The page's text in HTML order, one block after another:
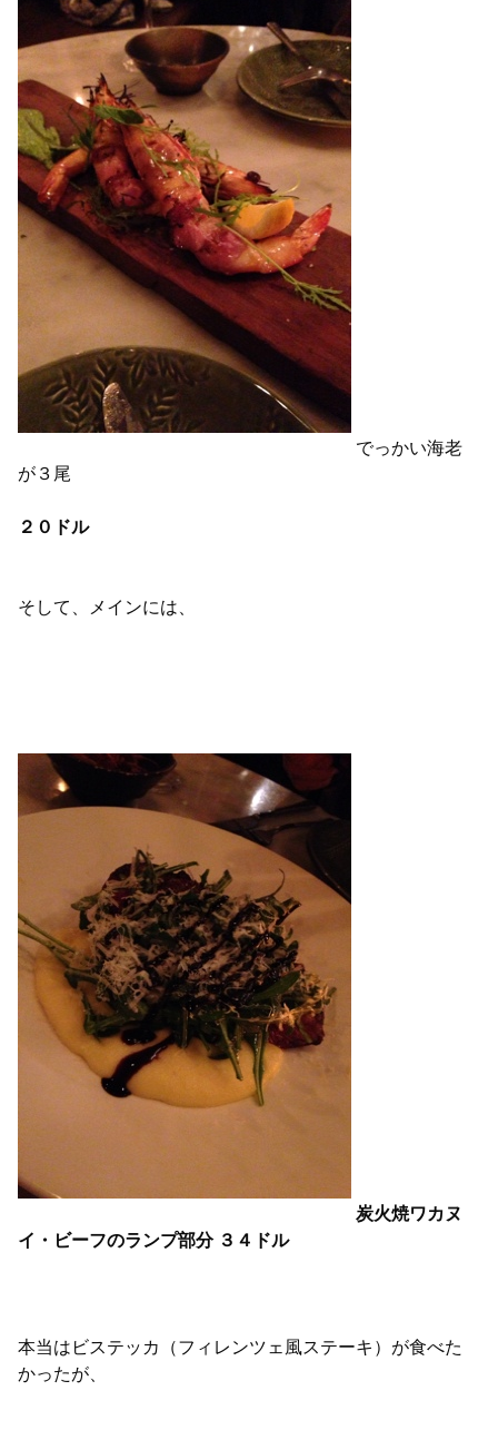
でっかい海老
が３尾
２０ドル
そして、メインには、
炭火焼ワカヌ
イ・ビーフのランプ部分 ３４ドル
本当はビステッカ（フィレンツェ風ステーキ）が食べた
かったが、